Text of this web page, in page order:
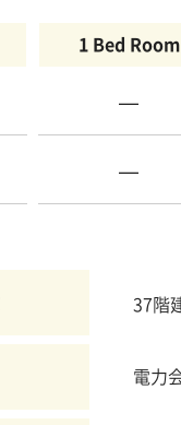
1 Bed Room
—
—
37階
電力